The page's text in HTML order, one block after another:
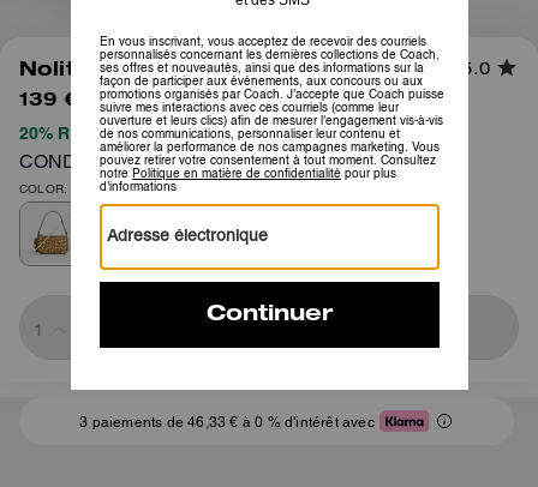
1/9
Nolita 19 Imprimé Cerf 5.0
139 € 305 €
20% REMISE APPLIQUÉE LORS DU PAIEMENT
CONDITIONS GÉNÉRALES COMPLÈTES ICI
COLOR: Or/Brun multi
3 paiements de 46,33 € à 0 % d'intérêt avec